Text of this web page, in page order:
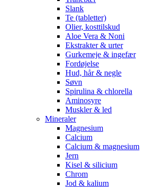
Slank
Te (tabletter)
Olier, kosttilskud
Aloe Vera & Noni
Ekstrakter & urter
Gurkemeje & ingefær
Fordøjelse
Hud, hår & negle
Søvn
Spirulina & chlorella
Aminosyre
Muskler & led
Mineraler
Magnesium
Calcium
Calcium & magnesium
Jern
Kisel & silicium
Chrom
Jod & kalium